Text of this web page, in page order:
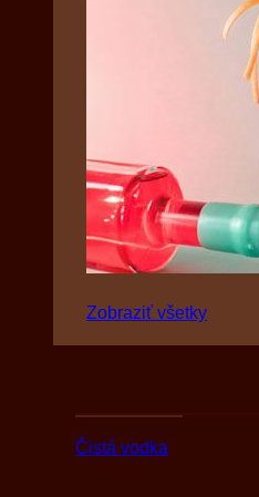
Zobraziť všetky
Čistá vodka